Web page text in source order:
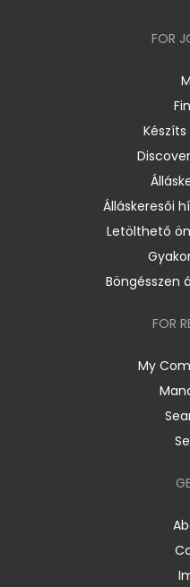
FOR
Álláskeresői
Letölthető
Böngésszen
FOR
My